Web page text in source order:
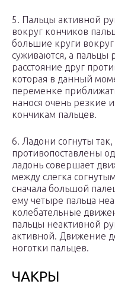
5. Пальцы активной
вокруг кончиков
большие круги
суживаются, а пальцы
расстояние друг
которая в данный
переменке
нанося очень
кончикам пальцев.
6. Ладони согнуты
противопоставлены
ладонь совершает
между слегка
сначала большой
ему четыре пальца
колебательные
пальцы неактивной
активной. Движение
ноготки пальцев.
ЧАКРЫ